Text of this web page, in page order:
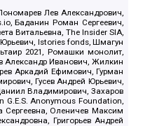
Лев Александрович,
Баданин Роман Сергеевич,
Витальевна, The Insider SIA,
Istories fonds, Шмагун
2021, Ромашки монолит,
Александр Иванович, Жилкин
Аркадий Ефимович, Гурман
Гусев Андрей Юрьевич,
Владимирович, Захаров
Anonymous Foundation,
Оленичев Максим
Григорьев Андрей